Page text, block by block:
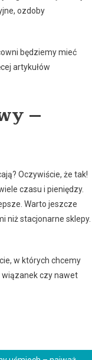
ozdoby
będziemy mieć
artykułów
–
Oczywiście, że tak!
czasu i pieniędzy.
Warto jeszcze
niż stacjonarne sklepy.
w których chcemy
czy nawet